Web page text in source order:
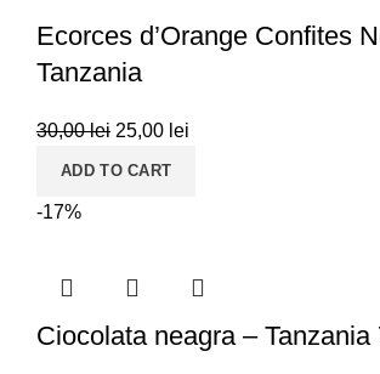
Ecorces d’Orange Confites
Tanzania
30,00lei 25,00 lei
ADD TO CART
-17%
Ciocolata neagra – Tanzania